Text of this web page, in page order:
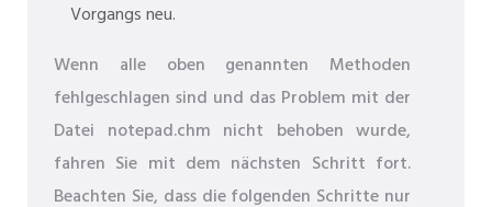
Vorgangs neu.
Wenn alle oben genannten Methoden
fehlgeschlagen sind und das Problem mit der
Datei notepad.chm nicht behoben wurde,
fahren Sie mit dem nächsten Schritt fort.
Beachten Sie, dass die folgenden Schritte nur